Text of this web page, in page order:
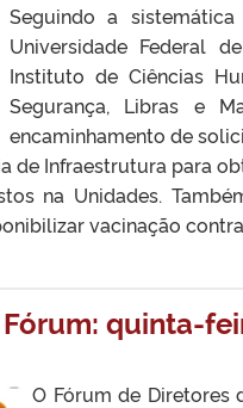
Seguindo a
Universidade Federal
Instituto de Ciências
Segurança, Libras e
encaminhamento de
de Infraestrutura para
na Unidades.
vacinação
quinta-
O Fórum de Diretores